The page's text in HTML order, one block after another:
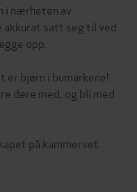
i nærheten av
akkurat satt seg til ved
opp.
er bjørn i bumarkene!
dere med, og bli med
på kammerset.